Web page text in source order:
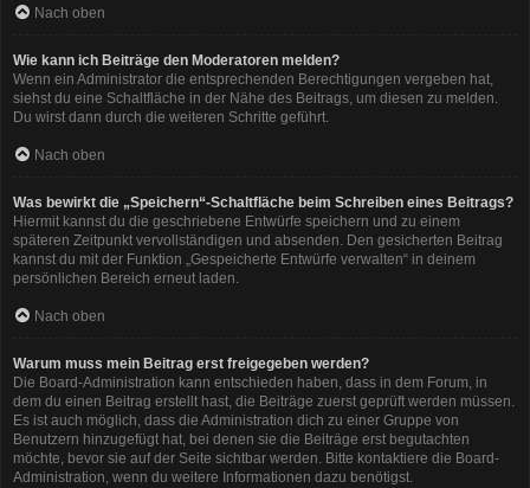
Nach oben
Wie kann ich Beiträge den Moderatoren melden?
Wenn ein Administrator die entsprechenden Berechtigungen vergeben hat,
siehst du eine Schaltfläche in der Nähe des Beitrags, um diesen zu melden.
Du wirst dann durch die weiteren Schritte geführt.
Nach oben
Was bewirkt die „Speichern“-Schaltfläche beim Schreiben eines Beitrags?
Hiermit kannst du die geschriebene Entwürfe speichern und zu einem
späteren Zeitpunkt vervollständigen und absenden. Den gesicherten Beitrag
kannst du mit der Funktion „Gespeicherte Entwürfe verwalten“ in deinem
persönlichen Bereich erneut laden.
Nach oben
Warum muss mein Beitrag erst freigegeben werden?
Die Board-Administration kann entschieden haben, dass in dem Forum, in
dem du einen Beitrag erstellt hast, die Beiträge zuerst geprüft werden müssen.
Es ist auch möglich, dass die Administration dich zu einer Gruppe von
Benutzern hinzugefügt hat, bei denen sie die Beiträge erst begutachten
möchte, bevor sie auf der Seite sichtbar werden. Bitte kontaktiere die Board-
Administration, wenn du weitere Informationen dazu benötigst.